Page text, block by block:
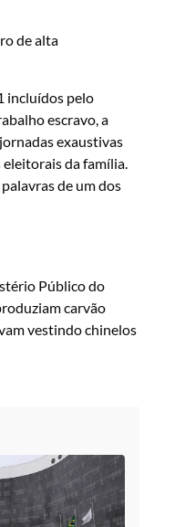
de alta
incluídos pelo
escravo, a
exaustivas
da família.
de um dos
Público do
carvão
vestindo chinelos